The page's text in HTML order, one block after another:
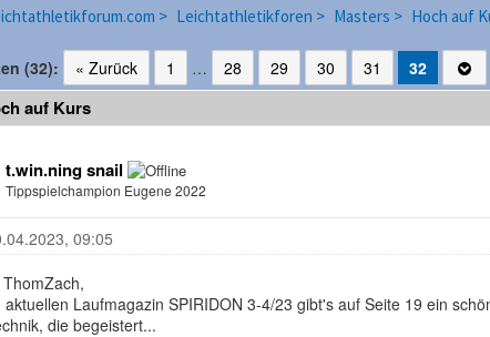
> Leichtathletikforen > Masters > Hoch auf
(32): « Zurück 1 … 28 29 30 31 32
auf Kurs
t.win.ning snail
Tippspielchampion Eugene 2022
09:05
ThomZach,
aktuellen Laufmagazin SPIRIDON 3-4/23 gibt's auf Seite 19 ein
die begeistert...